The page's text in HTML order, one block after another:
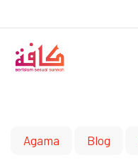
Agama Blog